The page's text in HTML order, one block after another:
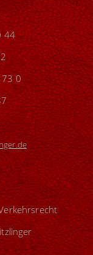
44
0